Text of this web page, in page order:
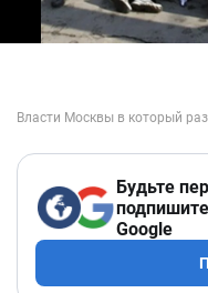
Будьте
Google